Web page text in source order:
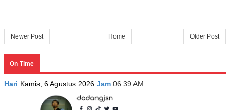
Newer Post Older Post
Home
On Time
Hari Kamis, 6 Agustus 2026 Jam 06:39 AM